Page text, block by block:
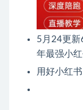
5月24更新
年最强小
用好小红